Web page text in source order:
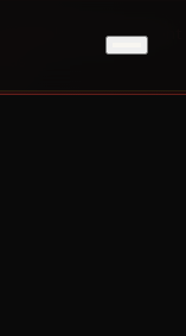
📞 appelez directement